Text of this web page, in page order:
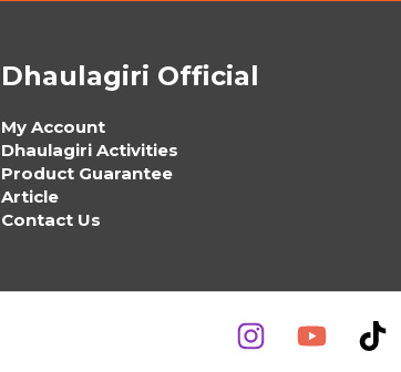
Dhaulagiri Official
My Account
Dhaulagiri Activities
Product Guarantee
Article
Contact Us